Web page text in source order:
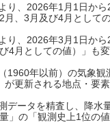
、2026年1月1日か
、3月及び4月として
、2026年3月1日か
4月としての値）」も
年以前）の気象
更新される地点・要
ータを精査し、降
」の「観測史上1位